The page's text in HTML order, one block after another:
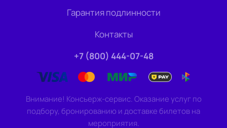
Гарантия подлинности
Контакты
+7 (800) 444-07-48
Внимание! Консьерж-сервис. Оказание услуг по
подбору, бронированию и доставке билетов на
мероприятия.